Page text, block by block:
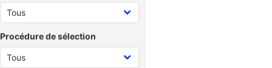
Procédure de sélection